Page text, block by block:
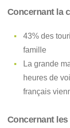
Concernant la
43% des
famille
La grande
heures de
français
Concernant